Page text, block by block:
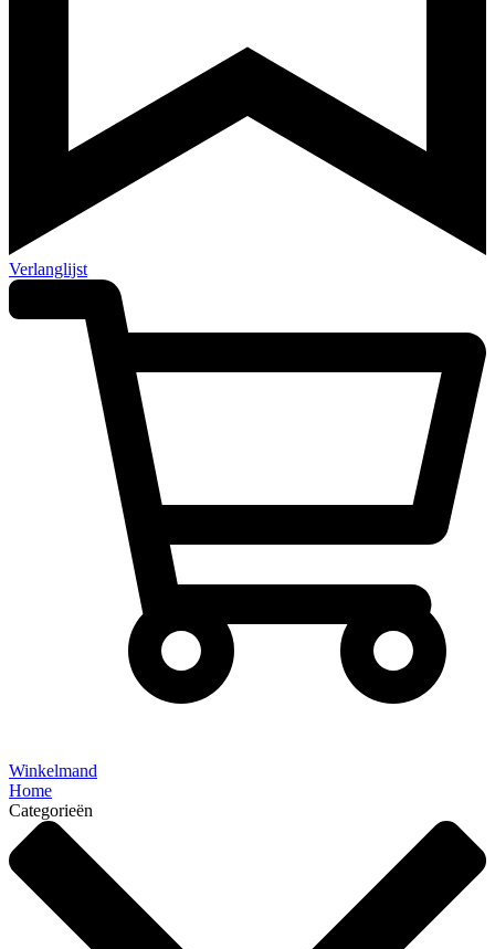
Verlanglijst
Winkelmand
Home
Categorieën